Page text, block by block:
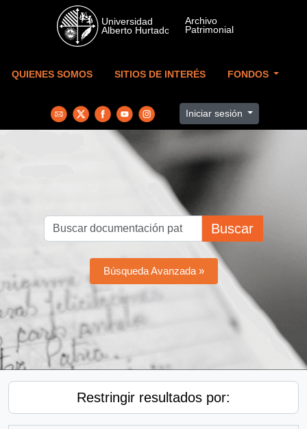
Skip to main content
QUIENES SOMOS SITIOS DE INTERÉS FONDOS
Iniciar sesión
Buscar
Búsqueda Avanzada »
Restringir resultados por: